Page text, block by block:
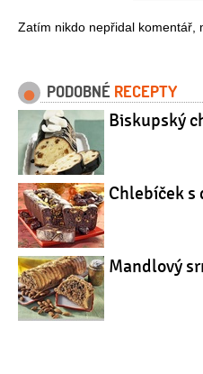
Zatím nikdo nepřidal komentář,
PODOBNÉ RECEPTY
Biskupský
Chlebíček s
Mandlový